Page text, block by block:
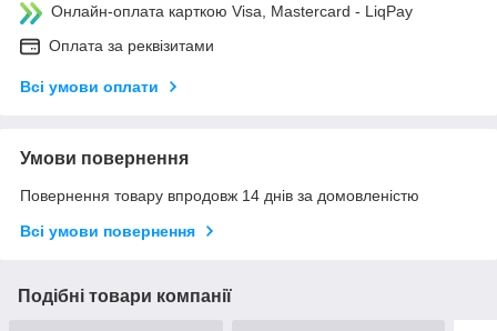
Онлайн-оплата карткою Visa, Mastercard - LiqPay
Оплата за реквізитами
Всі умови оплати
Умови повернення
Повернення товару впродовж 14 днів за домовленістю
Всі умови повернення
Подібні товари компанії